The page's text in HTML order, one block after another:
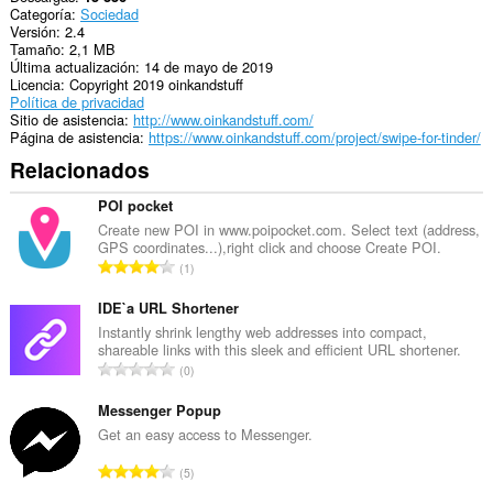
system
tray.
This
extension
can
store
an
unlimited
amount
of
client-
side
data.
Categoría Sociedad
Versión 2.4
Tamaño 2,1 MB
Última actualización 14 de mayo de 2019
Licencia Copyright 2019 oinkandstuff
Política de privacidad
Sitio de asistencia http://www.oinkandstuff.com/
Página de asistencia https://www.oinkandstuff.com/project/swipe-for-tinder/
Relacionados
POI pocket
Create new POI in www.poipocket.com. Select text (address,
GPS coordinates...),right click and choose Create POI.
N
m
e
r
o
o
t
a
1
IDE`a URL Shortener
Instantly shrink lengthy web addresses into compact,
shareable links with this sleek and efficient URL shortener.
N
m
e
o
0
Messenger Popup
Get an easy access to Messenger.
N5